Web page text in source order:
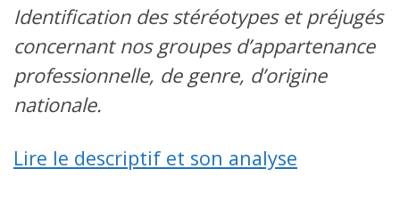
Identification des stéréotypes et préjugés
concernant nos groupes d’appartenance
professionnelle, de genre, d’origine
nationale.
Lire le descriptif et son analyse